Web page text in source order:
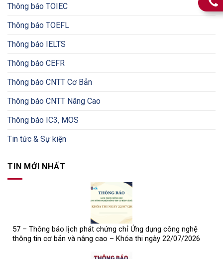
Thông báo TOIEC
Thông báo TOEFL
Thông báo IELTS
Thông báo CEFR
Thông báo CNTT Cơ Bản
Thông báo CNTT Nâng Cao
Thông báo IC3, MOS
Tin tức & Sự kiện
TIN MỚI NHẤT
57 – Thông báo lịch phát chứng chỉ Ứng dụng công nghệ
thông tin cơ bản và nâng cao – Khóa thi ngày 22/07/2026